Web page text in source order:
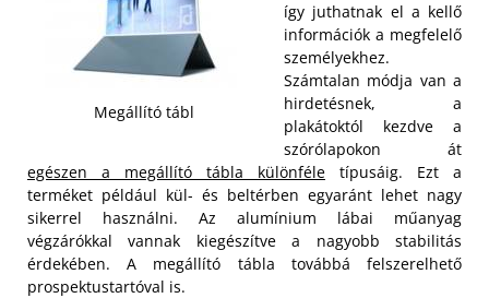
Megállító tábl
így juthatnak el a kellő
információk a megfelelő
személyekhez.
Számtalan módja van a
hirdetésnek, a
plakátoktól kezdve a
szórólapokon át
egészen a megállító tábla különféle típusáig. Ezt a
terméket például kül- és beltérben egyaránt lehet nagy
sikerrel használni. Az alumínium lábai műanyag
végzárókkal vannak kiegészítve a nagyobb stabilitás
érdekében. A megállító tábla továbbá felszerelhető
prospektustartóval is.